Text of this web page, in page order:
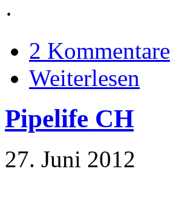
·
2 Kommentare
Weiterlesen
Pipelife CH
27. Juni 2012